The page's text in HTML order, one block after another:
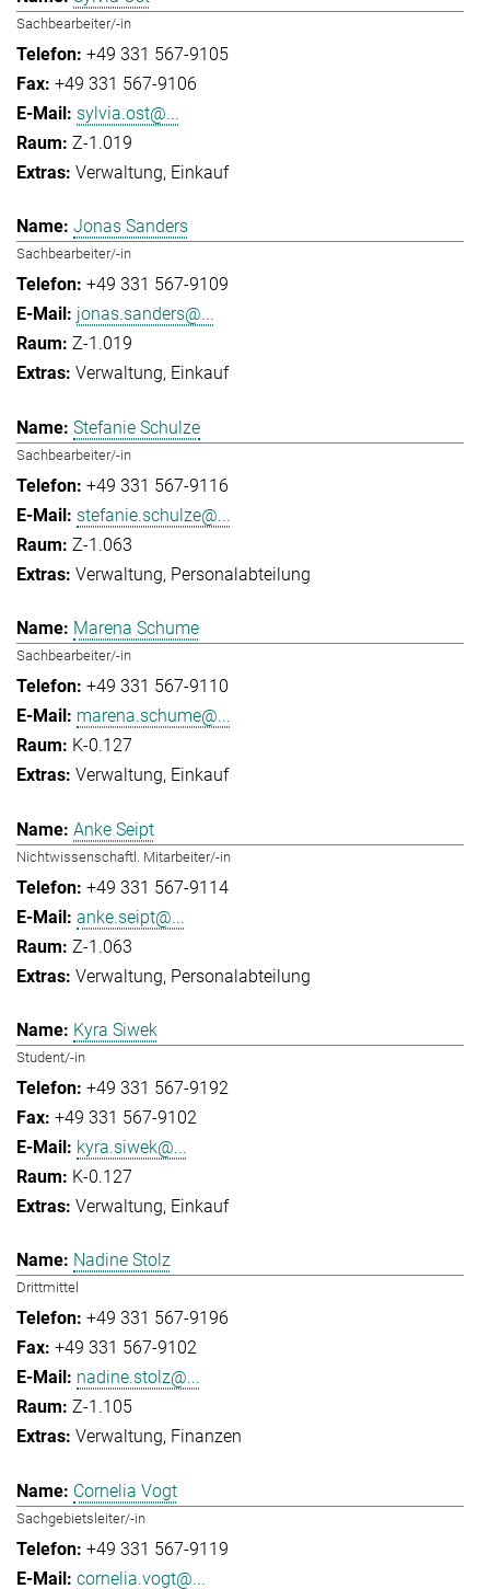
Sachbearbeiter/-in
+49 331 567-9105
+49 331 567-9106
sylvia.ost@...
Z-1.019
Verwaltung Einkauf
Jonas Sanders
Sachbearbeiter/-in
+49 331 567-9109
jonas.sanders@...
Z-1.019
Verwaltung Einkauf
Stefanie Schulze
Sachbearbeiter/-in
+49 331 567-9116
stefanie.schulze@...
Z-1.063
Verwaltung Personalabteilung
Marena Schume
Sachbearbeiter/-in
+49 331 567-9110
marena.schume@...
K-0.127
Verwaltung Einkauf
Anke Seipt
Nichtwissenschaftl. Mitarbeiter/-in
+49 331 567-9114
anke.seipt@...
Z-1.063
Verwaltung Personalabteilung
Kyra Siwek
Student/-in
+49 331 567-9192
+49 331 567-9102
kyra.siwek@...
K-0.127
Verwaltung Einkauf
Nadine Stolz
Drittmittel
+49 331 567-9196
+49 331 567-9102
nadine.stolz@...
Z-1.105
Verwaltung Finanzen
Cornelia Vogt
Sachgebietsleiter/-in
+49 331 567-9119
cornelia.vogt@...